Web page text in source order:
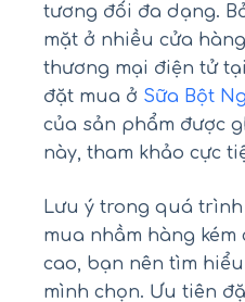
tương đối đa dạng.
mặt ở nhiều cửa
thương mại điện tử
đặt mua ở Sữa Bột
của sản phẩm được
này, tham khảo cực
Lưu ý trong quá
mua nhầm hàng
cao, bạn nên tìm
mình chọn. Ưu tiên